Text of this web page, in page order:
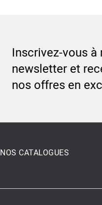
Inscrivez-vous à
newsletter et
nos offres en
NOS CATALOGUES